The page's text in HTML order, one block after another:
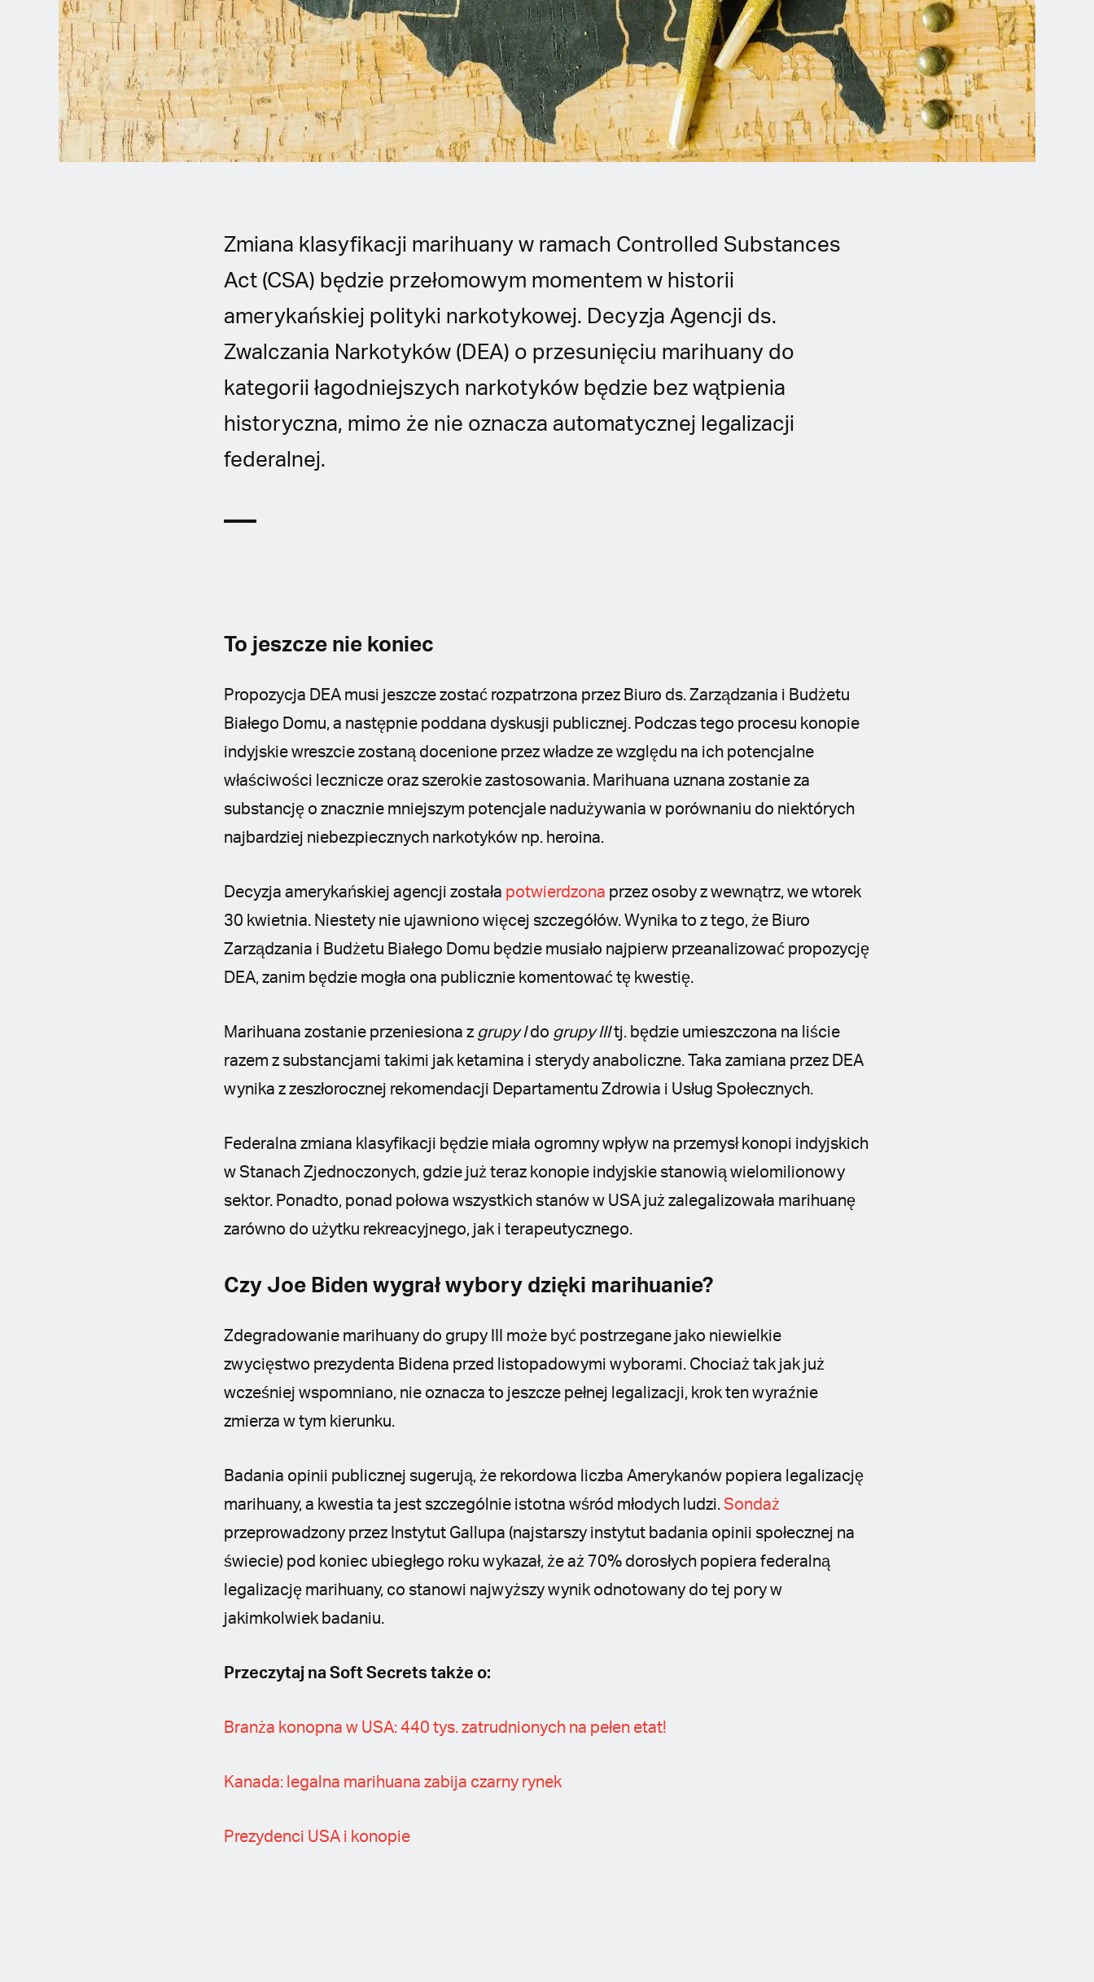
Polish
Zmiana klasyfikacji marihuany w ramach Controlled Substances
Act (CSA) będzie przełomowym momentem w historii
amerykańskiej polityki narkotykowej. Decyzja Agencji ds.
Zwalczania Narkotyków (DEA) o przesunięciu marihuany do
kategorii łagodniejszych narkotyków będzie bez wątpienia
historyczna, mimo że nie oznacza automatycznej legalizacji
federalnej.
To jeszcze nie koniec
Propozycja DEA musi jeszcze zostać rozpatrzona przez Biuro ds. Zarządzania i Budżetu
Białego Domu, a następnie poddana dyskusji publicznej. Podczas tego procesu konopie
indyjskie wreszcie zostaną docenione przez władze ze względu na ich potencjalne
właściwości lecznicze oraz szerokie zastosowania. Marihuana uznana zostanie za
substancję o znacznie mniejszym potencjale nadużywania w porównaniu do niektórych
najbardziej niebezpiecznych narkotyków np. heroina.
Decyzja amerykańskiej agencji została potwierdzona przez osoby z wewnątrz, we wtorek
30 kwietnia. Niestety nie ujawniono więcej szczegółów. Wynika to z tego, że Biuro
Zarządzania i Budżetu Białego Domu będzie musiało najpierw przeanalizować propozycję
DEA, zanim będzie mogła ona publicznie komentować tę kwestię.
Marihuana zostanie przeniesiona z grupy Ido grupy IIItj. będzie umieszczona na liście
razem z substancjami takimi jak ketamina i sterydy anaboliczne. Taka zamiana przez DEA
wynika z zeszłorocznej rekomendacji Departamentu Zdrowia i Usług Społecznych.
Federalna zmiana klasyfikacji będzie miała ogromny wpływ na przemysł konopi indyjskich
w Stanach Zjednoczonych, gdzie już teraz konopie indyjskie stanowią wielomilionowy
sektor. Ponadto, ponad połowa wszystkich stanów w USA już zalegalizowała marihuanę
zarówno do użytku rekreacyjnego, jak i terapeutycznego.
Czy Joe Biden wygrał wybory dzięki marihuanie?
Zdegradowanie marihuany do grupy III może być postrzegane jako niewielkie
zwycięstwo prezydenta Bidena przed listopadowymi wyborami. Chociaż tak jak już
wcześniej wspomniano, nie oznacza to jeszcze pełnej legalizacji, krok ten wyraźnie
zmierza w tym kierunku.
Badania opinii publicznej sugerują, że rekordowa liczba Amerykanów popiera legalizację
marihuany, a kwestia ta jest szczególnie istotna wśród młodych ludzi.Sondaż
przeprowadzony przez Instytut Gallupa (najstarszy instytut badania opinii społecznej na
świecie) pod koniec ubiegłego roku wykazał, że aż 70% dorosłych popiera federalną
legalizację marihuany, co stanowi najwyższy wynik odnotowany do tej pory w
jakimkolwiek badaniu.
Przeczytaj na Soft Secrets także o:
Branża konopna w USA: 440 tys. zatrudnionych na pełen etat!
Kanada: legalna marihuana zabija czarny rynek
Prezydenci USA i konopie